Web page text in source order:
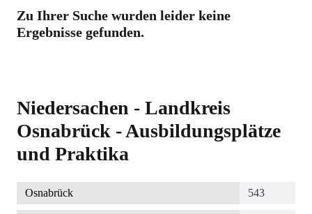
Zu Ihrer Suche wurden leider keine
Ergebnisse gefunden.
Niedersachen - Landkreis
Osnabrück - Ausbildungsplätze
und Praktika
Osnabrück 543